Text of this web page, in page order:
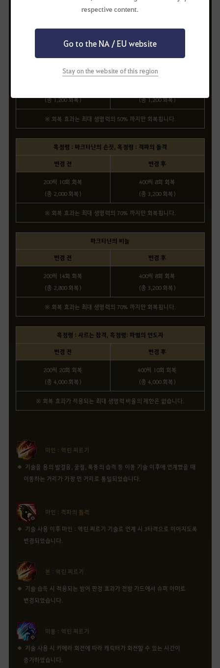
respective content.
Go to the NA / EU website
Stay on the website of this region
변경 전 변경 후
(총 1,200 회복)
(총 1,200 회복)
※ 회복 효과는 최대 생명력의 50% 까지만 회복됩니다.
흑정령 : 마크타난의 손짓, 흑정령 : 격파의 돌격
변경 전 변경 후
200씩 10회 회복
(총 2,000 회복)
400씩 8회 회복
(총 3,200 회복)
※ 회복 효과는 최대 생명력의 70% 까지만 회복됩니다.
마크타난의 비늘
변경 전 변경 후
200씩 14회 회복
(총 2,800 회복)
400씩 8회 회복
(총 3,200 회복)
※ 회복 효과는 최대 생명력의 70% 까지만 회복됩니다.
흑정령 : 사르는 참격, 흑정령: 파멸의 인도자
변경 전 변경 후
200씩 20회 회복
(총 4,000 회복)
400씩 10회 회복
(총 4,000 회복)
※ 회복 효과가 적용되는 최대 생명력 비율의 제한은 없습니다.
마인 : 역린 찌르기
기술을 용의 발걸음, 굴절, 폭풍의 습격 등 이동 기술 이후에 연계했을 때
이동하는 거리가 가장 먼 거리로 통일되었습니다.
마인 : 격파의 돌격
기술 사용 이후 마인 : 역린 찌르기 기술로 연계 시 3타격으로 이어지도록
변경되었습니다.
본 : 역린 찌르기
기술 습득 시 적용되는 방어 판정 효과가 전방 가드에서 슈퍼 아머로
변경되었습니다.
마룡 : 역린 찌르기
기술 사용 시 카메라 회전에 따라 캐릭터가 회전할 수 있는 시간이
증가하였습니다.